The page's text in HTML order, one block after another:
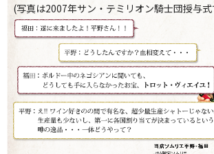
(写真は2007年サン・テミリオン騎士団授与